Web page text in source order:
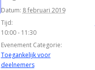
Datum: 8 februari 2019
Tijd:
10:00 - 11:30
Evenement Categorie:
Toegankelijk voor
deelnemers